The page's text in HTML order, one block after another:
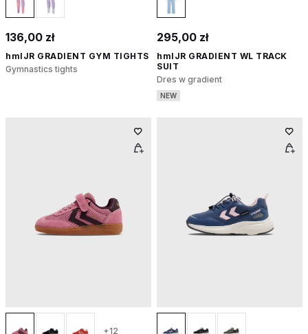
136,00 zł
hmlJR GRADIENT GYM TIGHTS
Gymnastics tights
295,00 zł
hmlJR GRADIENT WL TRACK
SUIT
Dres w gradient
NEW
+12